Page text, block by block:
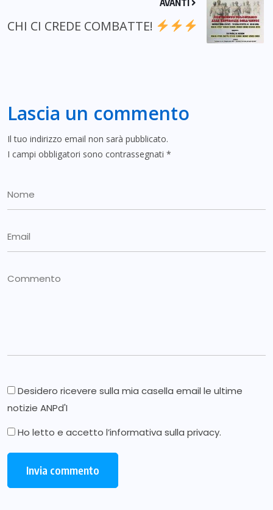
AVANTI
CHI CI CREDE COMBATTE!
Lascia un commento
Il tuo indirizzo email non sarà pubblicato.
I campi obbligatori sono contrassegnati *
Desidero ricevere sulla mia casella email le ultime
notizie ANPd'I
Ho letto e accetto l’informativa sulla privacy.